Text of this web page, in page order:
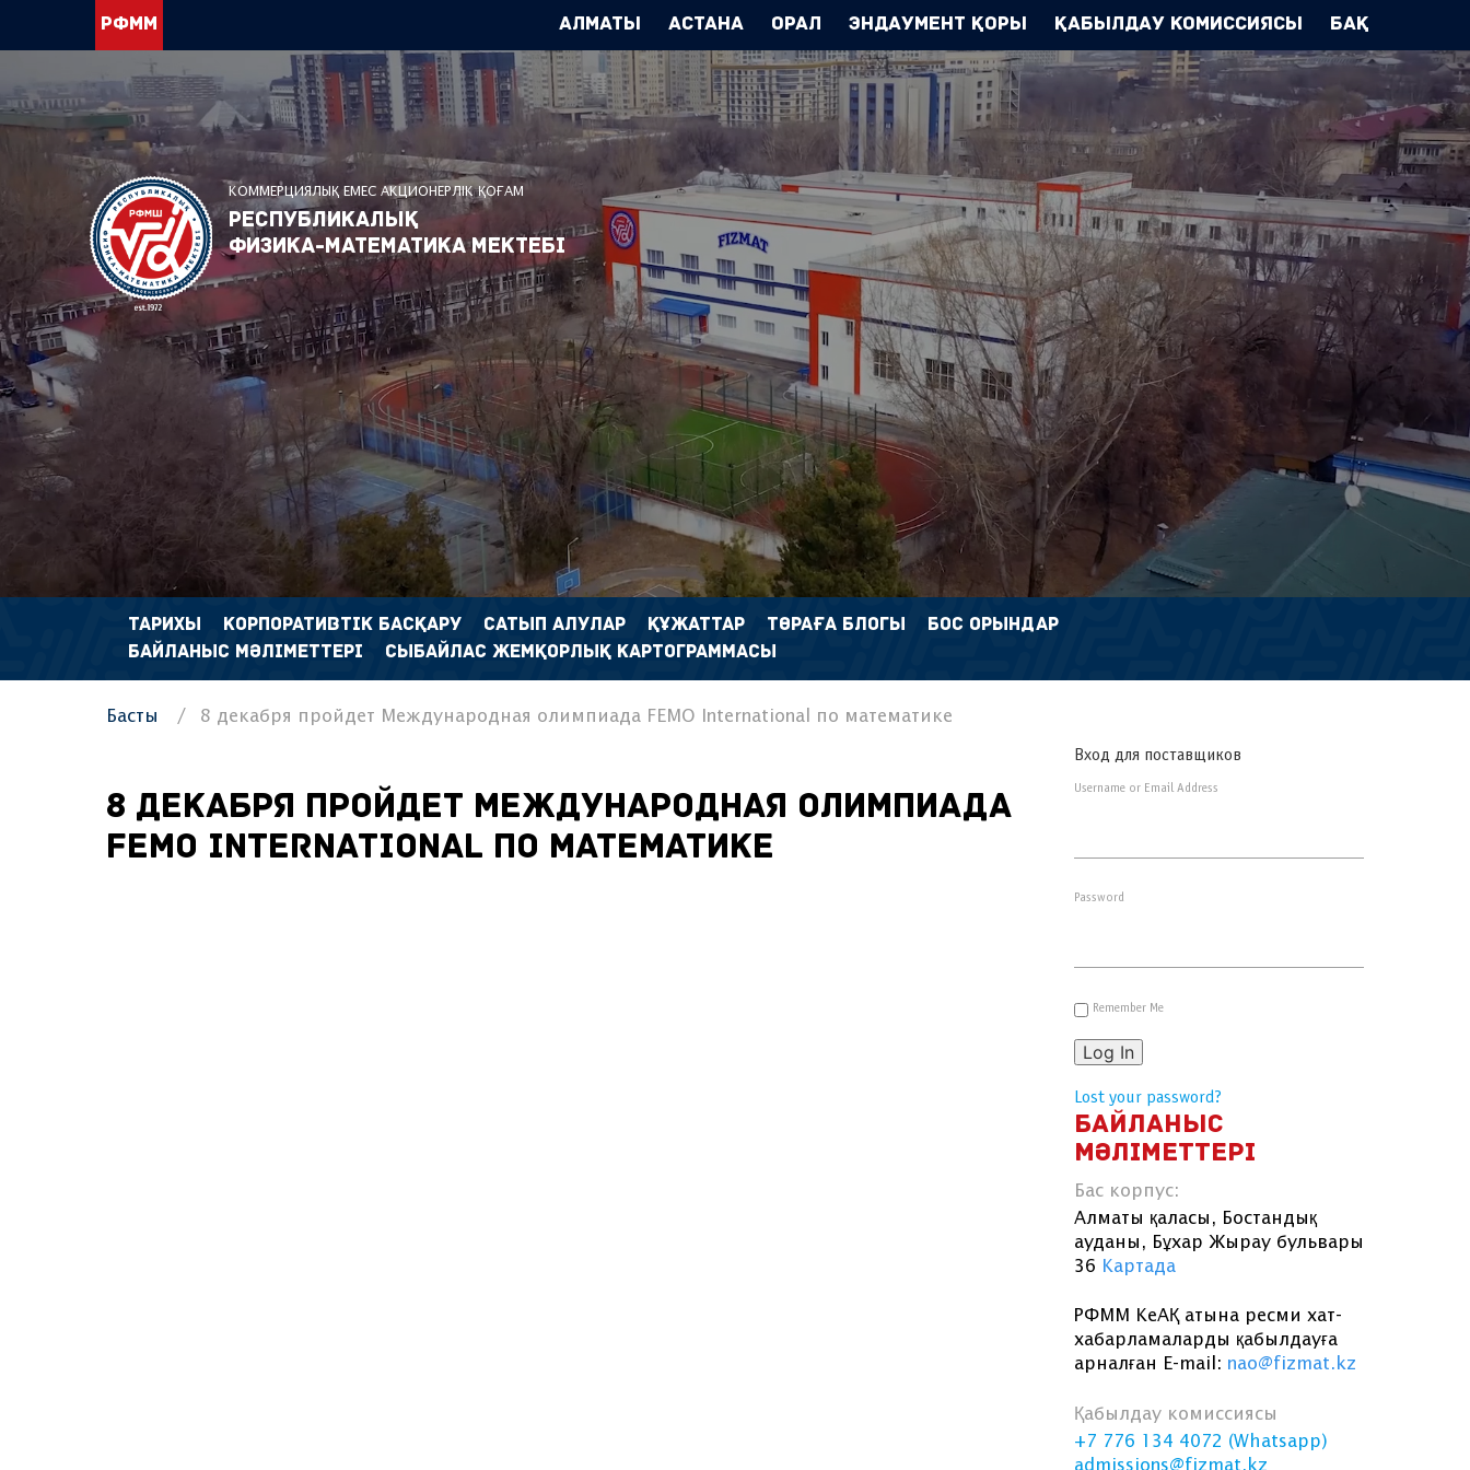
РФММ Алматы Астана Орал Эндаумент Қоры Қабылдау комиссиясы БАҚ
КОММЕРЦИЯЛЫҚ ЕМЕС АКЦИОНЕРЛІК ҚОҒАМ
Республикалық
физика-математика мектебі
ТАРИХЫ КОРПОРАТИВТІК БАСҚАРУ САТЫП АЛУЛАР ҚҰЖАТТАР ТӨРАҒА БЛОГЫ
БОС ОРЫНДАР
БАЙЛАНЫС МӘЛІМЕТТЕРІ
СЫБАЙЛАС ЖЕМҚОРЛЫҚ КАРТОГРАММАСЫ
Басты 8 декабря пройдет Международная олимпиада FEMO International по математике
8 декабря пройдет Международная олимпиада
FEMO International по математике
Вход для поставщиков
Username or Email Address
Password
Remember Me
Log In
Lost your password?
БАЙЛАНЫС
МӘЛІМЕТТЕРІ
Бас корпус:
Алматы қаласы, Бостандық
ауданы, Бұхар Жырау бульвары
36
Картада
РФММ КеАҚ атына ресми хат-
хабарламаларды қабылдауға
арналған E-mail: nao@fizmat.kz
Қабылдау комиссиясы
+7 776 134 4072 (Whatsapp)
admissions@fizmat.kz